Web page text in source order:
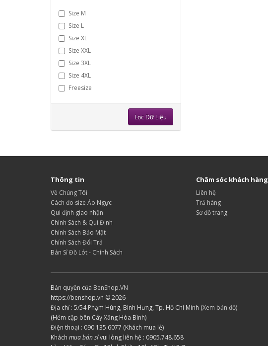
Size M
Size L
Size XL
Size XXL
Size 3XL
Size 4XL
Freesize
Lọc Dữ Liệu
Thông tin
Về Chúng Tôi
Cách đo size Áo Ngực
Qui định giao nhận
Chính Sách & Qui Định
Chính Sách Bảo Mật
Chính Sách Đổi Trả
Bán Sỉ Đồ Lót - Chính Sách
Chăm sóc khách hàng
Liên hệ
Trả hàng
Sơ đồ trang
Bản quyền của BenShop.VN
https://benshop.vn © 2026
Địa chỉ : 5/54 Phạm Hùng, Bình Hưng, Tp. Hồ Chí Minh (Xem bản đồ)
(Hẻm cập bên Cây Xăng Hòa Bình)
Điện thoại : 090.135.6077 (Khách mua lẻ)
Khách mua bán sỉvui lòng liên hệ : 0905.748.658